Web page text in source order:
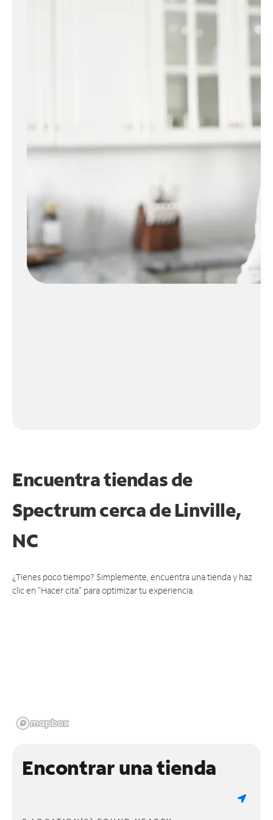
Encuentra tiendas de
Spectrum cerca deLinville,
NC
¿Tienes poco tiempo? Simplemente, encuentra una tienda y haz
clic en "Hacer cita" para optimizar tu experiencia.
Encontrar una tienda